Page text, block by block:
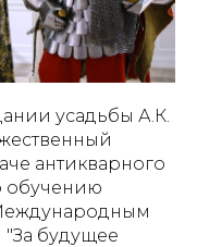
усадьбы А.К.
антикварного
обучению
будущее